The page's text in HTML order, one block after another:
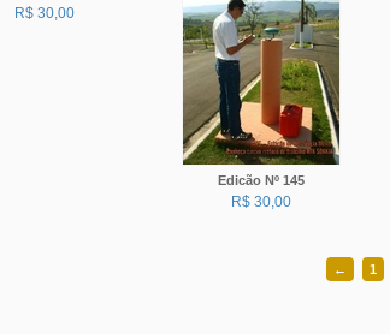
R$ 30,00
Edicão Nº 145
R$ 30,00
← 1